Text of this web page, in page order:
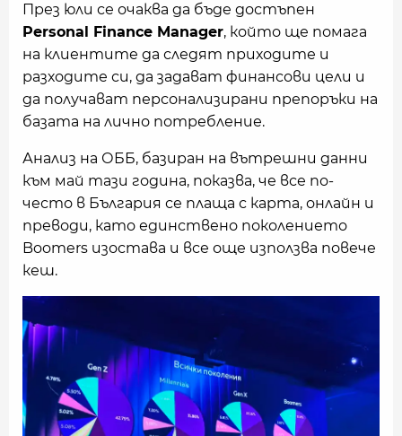
През юли се очаква да бъде достъпен
Personal Finance Manager, който ще помага
на клиентите да следят приходите и
разходите си, да задават финансови цели и
да получават персонализирани препоръки на
базата на лично потребление.
Анализ на ОББ, базиран на вътрешни данни
към май тази година, показва, че все по-
често в България се плаща с карта, онлайн и
преводи, като единствено поколението
Boomers изостава и все още използва повече
кеш.